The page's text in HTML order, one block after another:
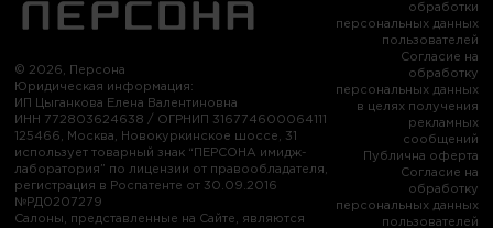
© 2026, Персона
Юридическая информация:
ИП Цыганкова Елена Валентиновна
ИНН 772803624638 / ОГРНИП 316774600064111
125466, Москва, Новокуркинское шоссе, 31
использует товарный знак “ПЕРСОНА имидж-
лаборатория” по лицензии от правообладателя,
регистрация в Роспатенте от 30.09.2016
№РД0207279
Салоны, представленные на Сайте, являются
обработки
персональных данных
пользователей
Согласие на
обработку
персональных данных
в целях получения
рекламных
сообщений
Публична оферта
Согласие на
обработку
персональных данных
пользователей